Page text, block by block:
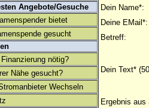
Angebote/Gesuche
bietet
gesucht
nötig?
Nähe gesucht?
Wechseln
Dein Name*:
Deine EMail*:
Betreff:
Dein Text*
Ergebnis aus